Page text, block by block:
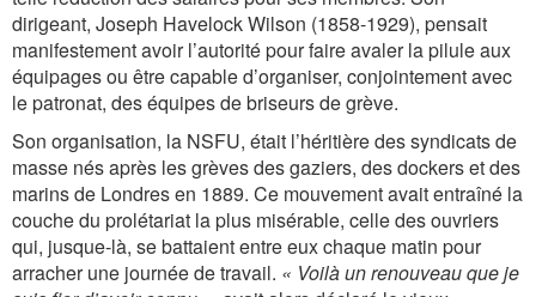
dirigeant, Joseph Havelock Wilson (1858-1929), pensait
manifestement avoir l’autorité pour faire avaler la pilule aux
équipages ou être capable d’organiser, conjointement avec
le patronat, des équipes de briseurs de grève.
Son organisation, la NSFU, était l’héritière des syndicats de
masse nés après les grèves des gaziers, des dockers et des
marins de Londres en 1889. Ce mouvement avait entraîné la
couche du prolétariat la plus misérable, celle des ouvriers
qui, jusque-là, se battaient entre eux chaque matin pour
arracher une journée de travail. « Voilà un renouveau que je